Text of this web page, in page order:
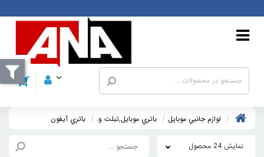
لوازم جانبي موبایل باتري موبايل,تبلت و. باتري آيفون
نمایش 24 محصول